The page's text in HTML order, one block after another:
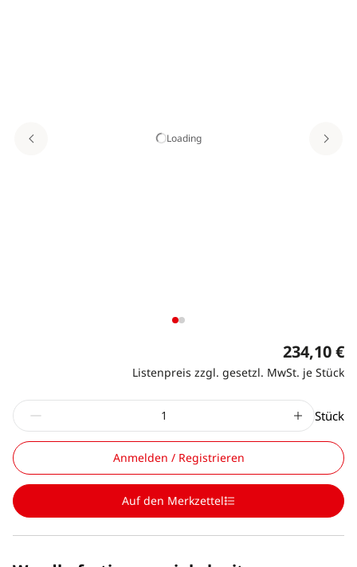
Loading
234,10 €
Listenpreis zzgl. gesetzl. MwSt. je Stück
Stück
Anmelden / Registrieren
Auf den Merkzettel